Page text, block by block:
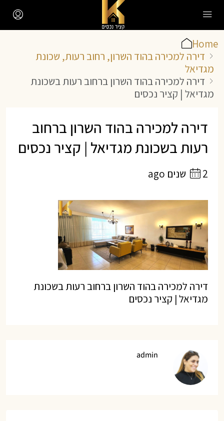
Home
דירה למכירה בהוד השרון, רחוב רעות, שכונת
מגדיאל
דירה למכירה בהוד השרון ברחוב רעות בשכונת
מגדיאל | קציר נכסים
דירה למכירה בהוד השרון ברחוב
רעות בשכונת מגדיאל | קציר נכסים
2 שנים ago
דירה למכירה בהוד השרון ברחוב רעות בשכונת
מגדיאל | קציר נכסים
admin